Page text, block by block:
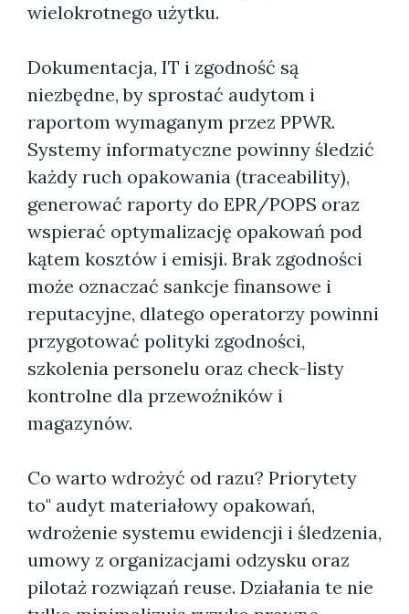
wielokrotnego użytku.
Dokumentacja, IT i zgodność są
niezbędne, by sprostać audytom i
raportom wymaganym przez PPWR.
Systemy informatyczne powinny śledzić
każdy ruch opakowania (traceability),
generować raporty do EPR/POPS oraz
wspierać optymalizację opakowań pod
kątem kosztów i emisji. Brak zgodności
może oznaczać sankcje finansowe i
reputacyjne, dlatego operatorzy powinni
przygotować polityki zgodności,
szkolenia personelu oraz check-listy
kontrolne dla przewoźników i
magazynów.
Co warto wdrożyć od razu? Priorytety
to" audyt materiałowy opakowań,
wdrożenie systemu ewidencji i śledzenia,
umowy z organizacjami odzysku oraz
pilotaż rozwiązań reuse. Działania te nie